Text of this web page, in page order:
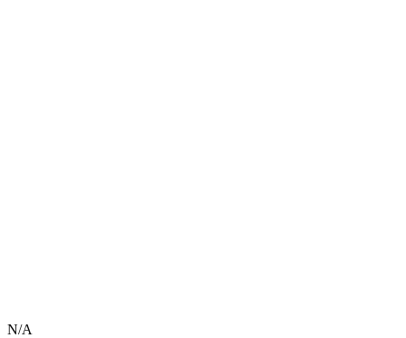
N/A